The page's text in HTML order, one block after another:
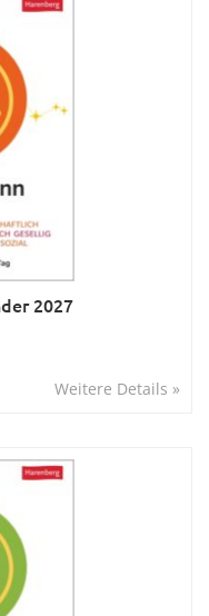
2027
Weitere Details »